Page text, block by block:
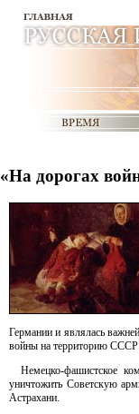
«На дорогах
Германии и являлась
войны на территорию СССР
Немецко-фашистское
уничтожить Советскую
Астрахани.